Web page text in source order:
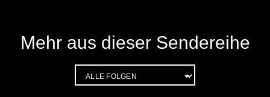
Mehr aus dieser Sendereihe